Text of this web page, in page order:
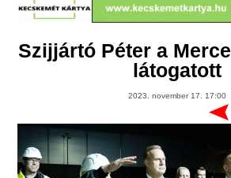
Szijjártó Péter a
látogatott
2023. november 17. 17:00